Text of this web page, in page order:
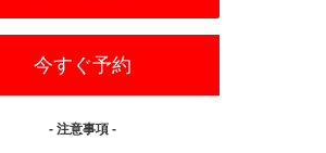
今すぐ予約
- 注意事項 -